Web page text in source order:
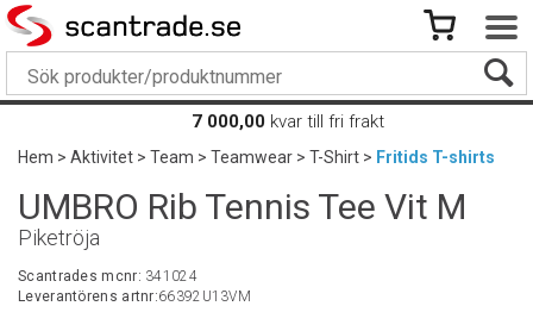
7 000,00 kvar till fri frakt
Hem>Aktivitet>Team>Teamwear>T-Shirt> Fritids T-shirts
UMBRO Rib Tennis Tee Vit M
Piketröja
Scantrades mcnr: 341024
Leverantörens artnr:66392U13VM